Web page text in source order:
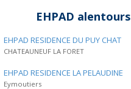
EHPAD alentours
EHPAD RESIDENCE DU PUY CHAT
CHATEAUNEUF LA FORET
EHPAD RESIDENCE LA PELAUDINE
Eymoutiers